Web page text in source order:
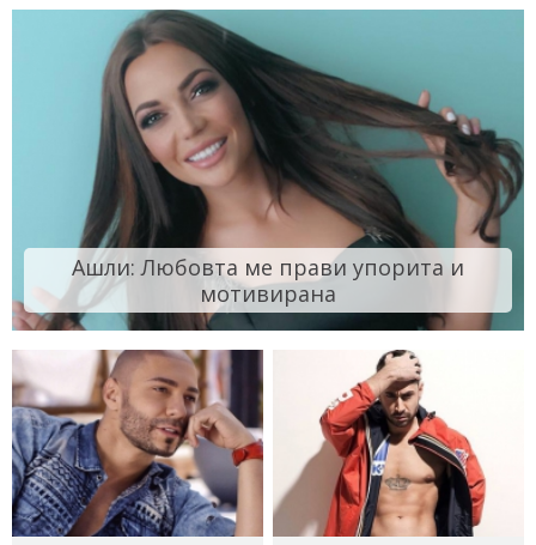
Ашли: Любовта ме прави упорита и
мотивирана